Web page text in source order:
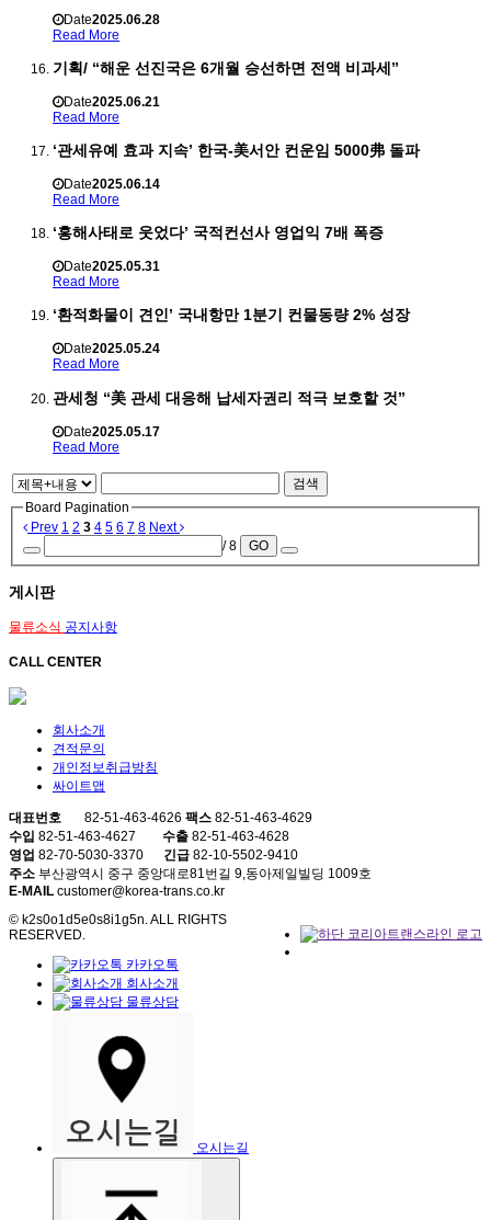
Date2025.06.28
Read More
기획/ “해운 선진국은 6개월 승선하면 전액 비과세”
Date2025.06.21
Read More
‘관세유예 효과 지속’ 한국-美서안 컨운임 5000弗 돌파
Date2025.06.14
Read More
‘홍해사태로 웃었다’ 국적컨선사 영업익 7배 폭증
Date2025.05.31
Read More
‘환적화물이 견인’ 국내항만 1분기 컨물동량 2% 성장
Date2025.05.24
Read More
관세청 “美 관세 대응해 납세자권리 적극 보호할 것”
Date2025.05.17
Read More
검색
Board Pagination
Prev 1 2 3 4 5 6 7 8 Next
/ 8
GO
게시판
물류소식 공지사항
CALL CENTER
회사소개
견적문의
개인정보취급방침
싸이트맵
대표번호 82-51-463-4626 팩스 82-51-463-4629
수입 82-51-463-4627 수출 82-51-463-4628
영업 82-70-5030-3370 긴급 82-10-5502-9410
주소 부산광역시 중구 중앙대로81번길 9,동아제일빌딩 1009호
E-MAIL customer@korea-trans.co.kr
© k2s0o1d5e0s8i1g5n. ALL RIGHTS
RESERVED.
카카오톡
회사소개
물류상담
오시는길